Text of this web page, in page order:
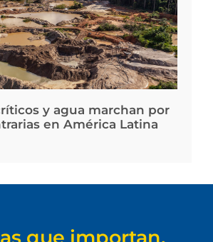
y agua marchan por
en América Latina
que importan.